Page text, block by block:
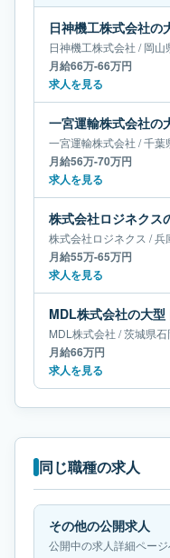
日神機工株式会社 /岡山
月給66万-66万円
求人を見る
一宮運輸株式会社 /千葉
月給56万-70万円
求人を見る
株式会社ロジネクス /兵
月給55万-65万円
求人を見る
MDL株式会社 /茨城県石
月給66万円
求人を見る
同じ職種の求人
その他の公開求人
公開中の求人詳細ページ